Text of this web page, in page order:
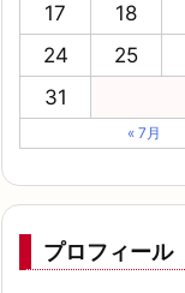
17
18
24
25
31
« 7月
プロフィール